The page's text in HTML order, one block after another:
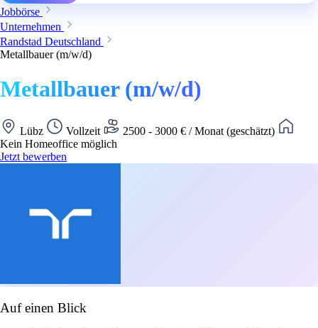
Jobbörse
Unternehmen
Randstad Deutschland
Metallbauer (m/w/d)
Metallbauer (m/w/d)
Lübz Vollzeit
2500 - 3000 € / Monat (geschätzt)
Kein Homeoffice möglich
Jetzt bewerben
Auf einen Blick